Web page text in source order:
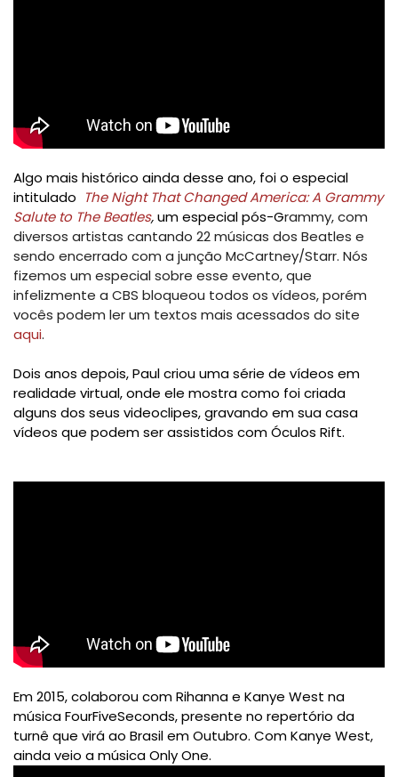
Algo mais histórico ainda desse ano, foi o especial
intitulado The Night That Changed America: A Grammy
Salute to The Beatles,um especial pós-Grammy, com
diversos artistas cantando 22 músicas dos Beatles e
sendo encerrado com a junção McCartney/Starr. Nós
fizemos um especial sobre esse evento, que
infelizmente a CBS bloqueou todos os vídeos, porém
vocês podem ler um textos mais acessados do site
aqui.
Dois anos depois, Paul criou uma série de vídeos em
realidade virtual, onde ele mostra como foi criada
alguns dos seus videoclipes, gravando em sua casa
vídeos que podem ser assistidos com Óculos Rift.
Em 2015, colaborou com Rihanna e Kanye West na
música FourFiveSeconds, presente no repertório da
turnê que virá ao Brasil em Outubro. Com Kanye West,
ainda veio a música Only One.